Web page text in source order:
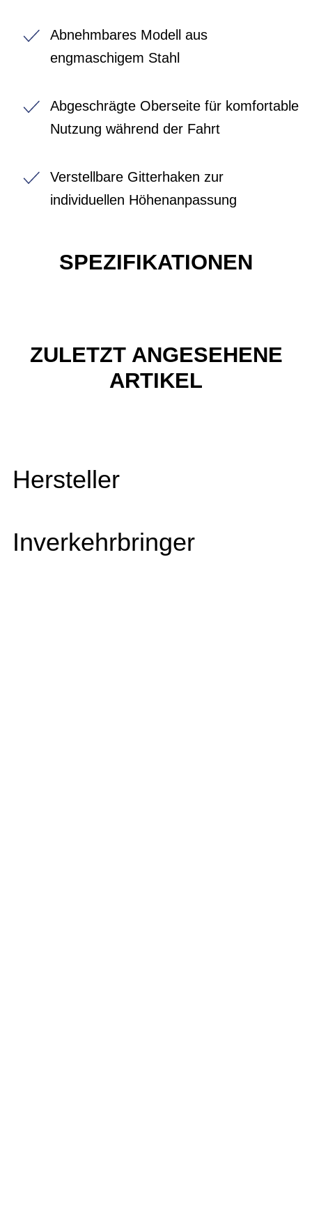
Abnehmbares Modell aus
engmaschigem Stahl
Abgeschrägte Oberseite für komfortable
Nutzung während der Fahrt
Verstellbare Gitterhaken zur
individuellen Höhenanpassung
SPEZIFIKATIONEN
ZULETZT ANGESEHENE
ARTIKEL
Hersteller
Inverkehrbringer